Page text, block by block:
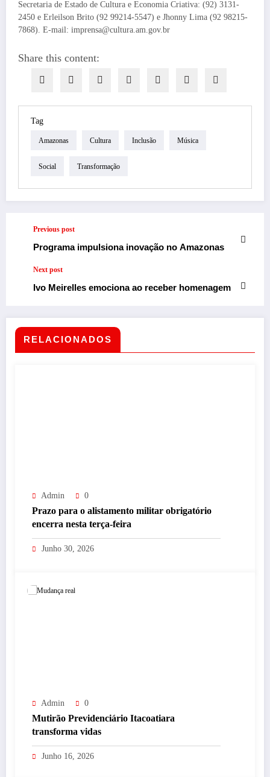
Secretaria de Estado de Cultura e Economia Criativa: (92) 3131-
2450 e Erleilson Brito (92 99214-5547) e Jhonny Lima (92 98215-
7868). E-mail: imprensa@cultura.am.gov.br
Share this content:
Tag
Amazonas Cultura Inclusão Música
Social Transformação
Previous post
Programa impulsiona inovação no Amazonas
Next post
Ivo Meirelles emociona ao receber homenagem
RELACIONADOS
Admin 0
Prazo para o alistamento militar obrigatório
encerra nesta terça-feira
Junho 30, 2026
Admin 0
Mutirão Previdenciário Itacoatiara
transforma vidas
Junho 16, 2026